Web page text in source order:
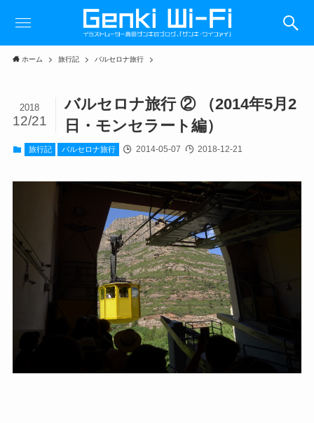
ホーム 旅行記 バルセロナ旅行
バルセロナ旅行 ② （2014年5月2
日・モンセラート編）
2018
12/21
旅行記 バルセロナ旅行 2014-05-07 2018-12-21